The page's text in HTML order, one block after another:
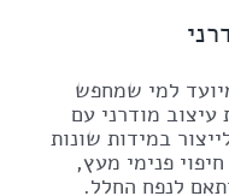
למי שמחפש
עיצוב מודרני עם
במידות שונות
פנימי מעץ,
לנפח החלל.